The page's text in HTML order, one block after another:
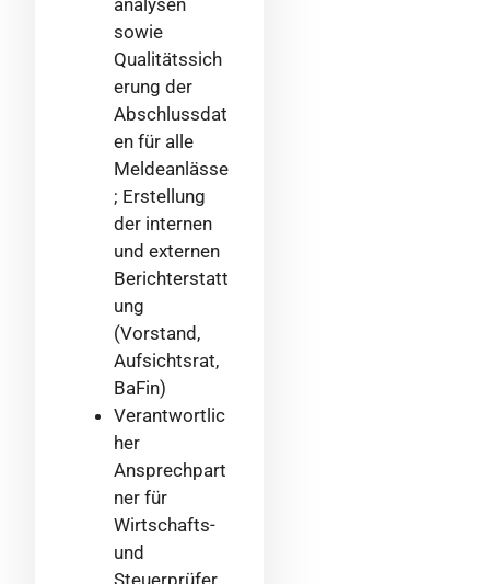
analysen
sowie
Qualitätssich
erung der
Abschlussdat
en für alle
Meldeanlässe
; Erstellung
der internen
und externen
Berichterstatt
ung
(Vorstand,
Aufsichtsrat,
BaFin)
Verantwortlic
her
Ansprechpart
ner für
Wirtschafts-
und